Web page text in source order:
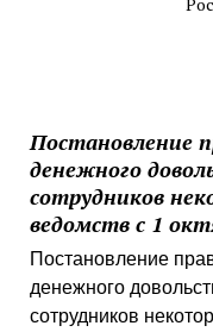
Постановление
денежного
сотрудников
ведомств с 1
Постановление
денежного
сотрудников